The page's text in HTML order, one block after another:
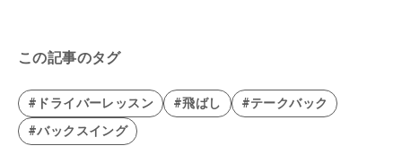
この記事のタグ
#ドライバーレッスン #飛ばし
#テークバック
#バックスイング